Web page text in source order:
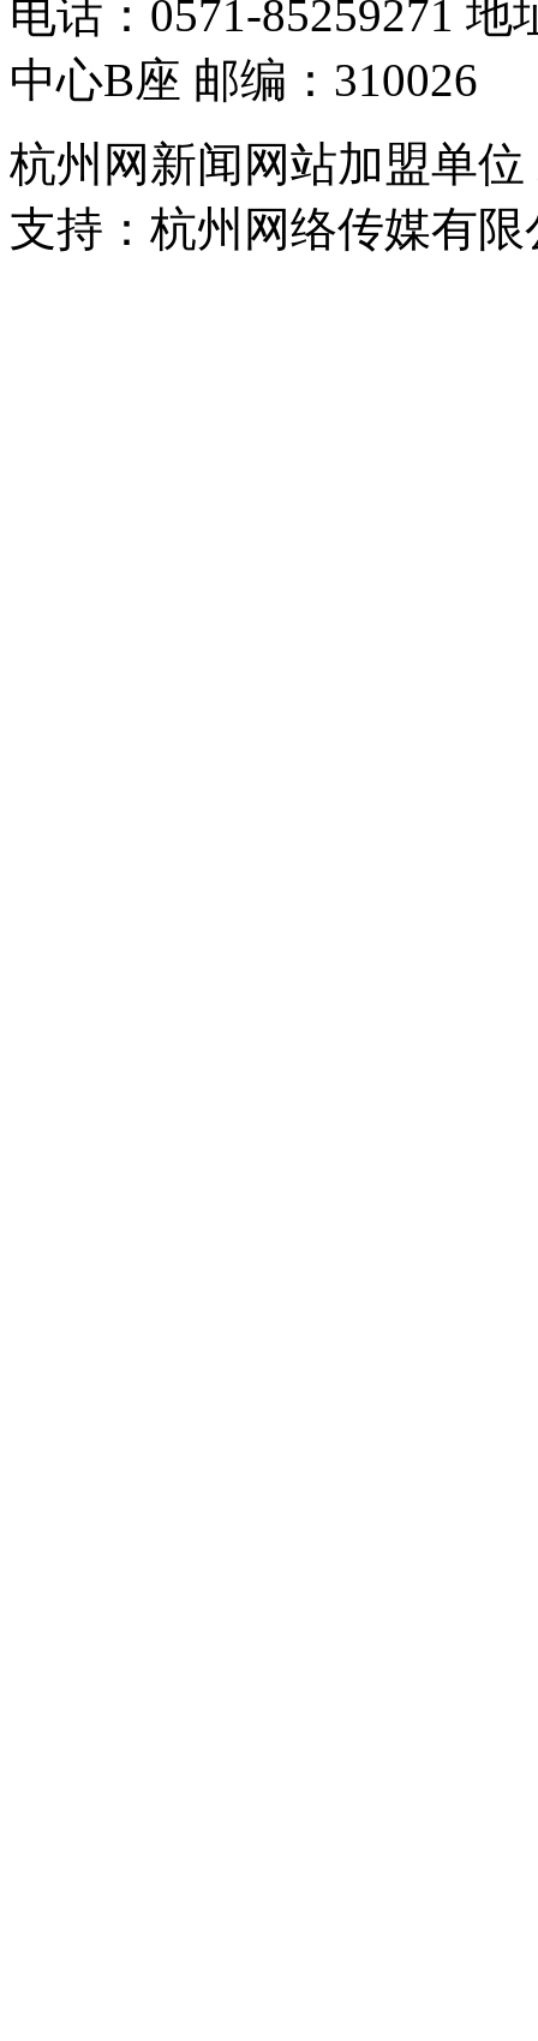
电话：0571-85259271
中心B座 邮编：310026
杭州网新闻网站加盟单
支持：杭州网络传媒有限